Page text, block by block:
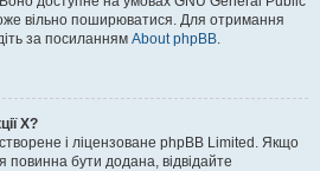
вільно поширюватися. Для отримання
за посиланням About phpBB.
X?
і ліцензоване phpBB Limited. Якщо
повинна бути додана, відвідайте